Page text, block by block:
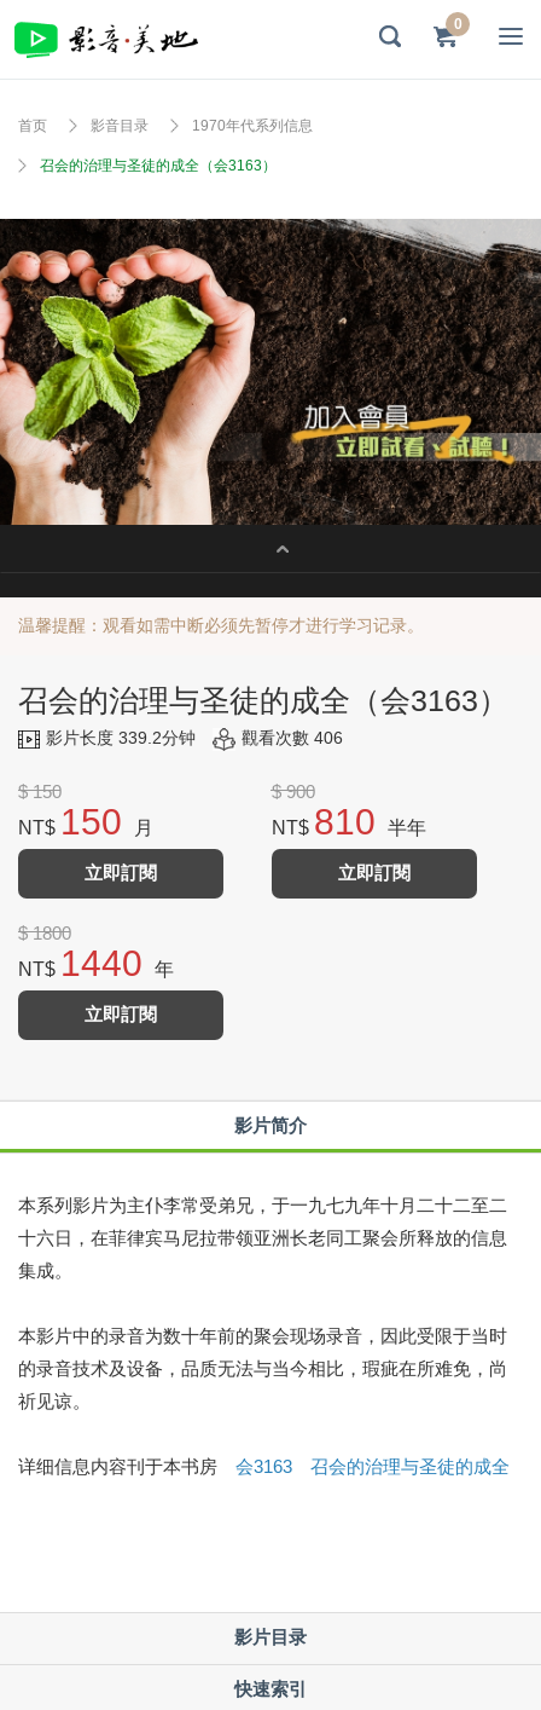
0
首页 影音目录 1970年代系列信息
召会的治理与圣徒的成全（会3163）
温馨提醒：观看如需中断必须先暂停才进行学习记录。
召会的治理与圣徒的成全（会3163）
影片长度 339.2分钟 觀看次數 406
$ 150
NT$ 150 月
立即訂閱
$ 900
NT$ 810 半年
立即訂閱
$ 1800
NT$ 1440 年
立即訂閱
影片简介
本系列影片为主仆李常受弟兄，于一九七九年十月二十二至二
十六日，在菲律宾马尼拉带领亚洲长老同工聚会所释放的信息
集成。
本影片中的录音为数十年前的聚会现场录音，因此受限于当时
的录音技术及设备，品质无法与当今相比，瑕疵在所难免，尚
祈见谅。
详细信息内容刊于本书房 会3163 召会的治理与圣徒的成全
影片目录
快速索引